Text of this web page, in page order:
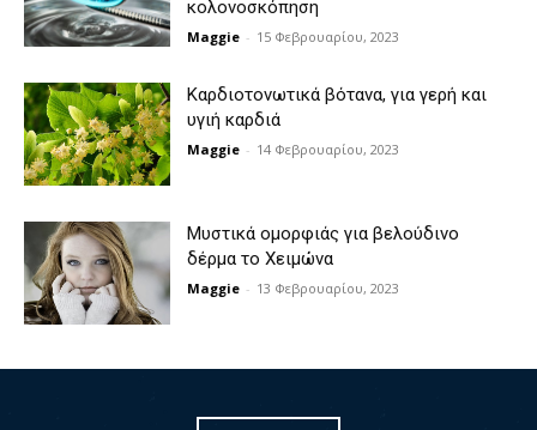
κολονοσκόπηση
Maggie - 15 Φεβρουαρίου, 2023
Καρδιοτονωτικά βότανα, για γερή και
υγιή καρδιά
Maggie - 14 Φεβρουαρίου, 2023
Μυστικά ομορφιάς για βελούδινο
δέρμα το Χειμώνα
Maggie - 13 Φεβρουαρίου, 2023